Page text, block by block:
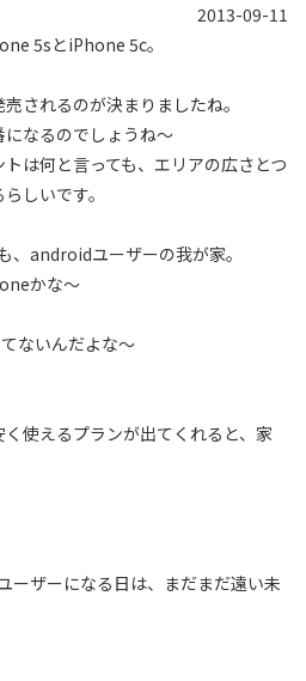
2013-09-11
5sとiPhone 5c。
されるのが決まりましたね。
なるのでしょうね〜
は何と言っても、エリアの広さとつ
しいです。
androidユーザーの我が家。
かな〜
ないんだよな〜
使えるプランが出てくれると、家
ーザーになる日は、まだまだ遠い未